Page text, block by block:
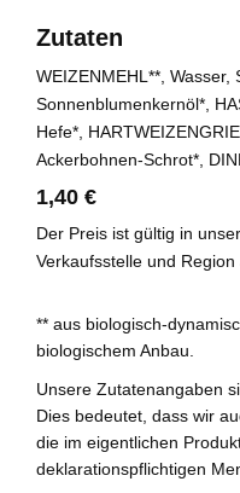
Zutaten
WEIZENMEHL**, Wasser,
Sonnenblumenkernöl*,
Hefe*,
Ackerbohnen-Schrot*,
1,40 €
Der Preis ist gültig in
Verkaufsstelle und Region
** aus biologisch-
biologischem Anbau.
Unsere Zutatenangaben
Dies bedeutet, dass wir
die im eigentlichen
deklarationspflichtigen